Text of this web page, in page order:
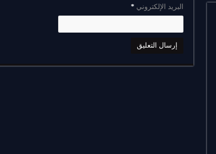
البريد الإلكتروني*